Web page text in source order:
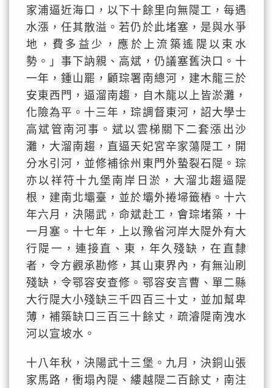
家浦逼近海口，以下十餘里向無隄工，每遇
水漲，任其散溢。若仍於此堵塞，是與水爭
地，費多益少，應於上流築遙隄以束水
勢。」事下訥親、高斌，仍議塞舊決口。十
一年，鍾山罷，顧琮署南總河，建木龍三於
安東西門，逼溜南趨，自木龍以上皆淤灘，
化險為平。十三年，琮調督東河，詔大學士
高斌管南河事。斌以雲梯關下二套漲出沙
灘，大溜南趨，直逼天妃宮辛家蕩隄工，開
分水引河，並修補徐州東門外蟄裂石隄。琮
亦以祥符十九堡南岸日淤，大溜北趨逼隄
根，建南北壩臺，並於壩外捲埽籤樁。十六
年六月，決陽武，命斌赴工，會琮堵築，十
一月塞。十七年，上以豫省河岸大隄外有大
行隄一，連接直、東，年久殘缺，在直隸
者，令方觀承勘修，其山東界內，有無汕刷
殘缺，令鄂容安查修。鄂容安言曹、單二縣
大行隄大小殘缺三千四百三十丈，並加幫卑
薄，補築缺口三百三十餘丈，疏濬隄南洩水
河以宣坡水。
十八年秋，決陽武十三堡。九月，決銅山張
家馬路，衝塌內隄、縷越隄二百餘丈，南注